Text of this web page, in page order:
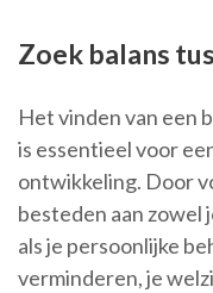
Zoek balans
Het vinden van een
is essentieel voor
ontwikkeling. Door
besteden aan
als je persoonlijke
verminderen, je